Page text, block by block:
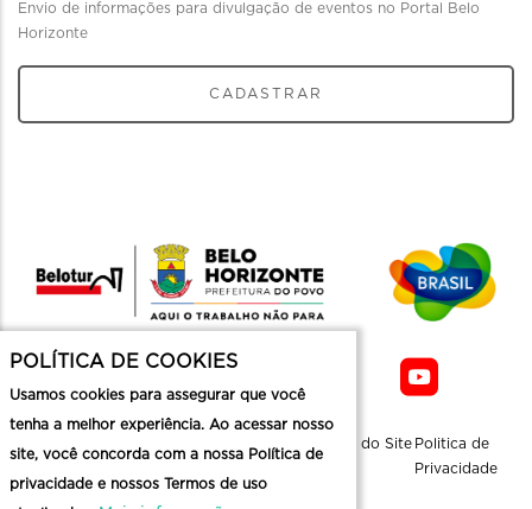
Envio de informações para divulgação de eventos no Portal Belo
Horizonte
CADASTRAR
Mapa do Site Politica de
Privacidade
POLÍTICA DE COOKIES
Usamos cookies para assegurar que você
tenha a melhor experiência. Ao acessar nosso
site, você concorda com a nossa Política de
privacidade e nossos Termos de uso